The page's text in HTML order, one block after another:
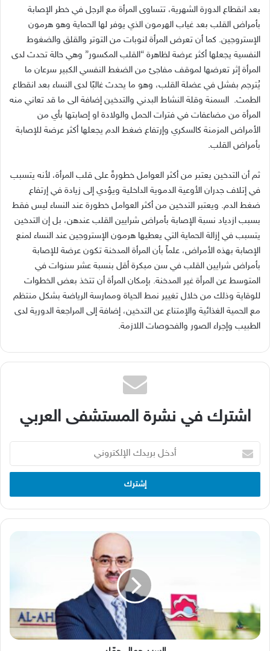
بعد انقطاع الدورة الشهرية، تتساوى المرأة مع الرجل في خطر الإصابة
بأمراض القلب بعد غياب الهرمون الذي يوفر لها الحماية وهو هرمون
الإستروجين. كما أن تعرض المرأة لنوبات من التوتر والقلق والضغوط
النفسية يجعلها أكثر عرضة لظاهرة “القلب المكسور” وهي حالة تحدث لدى
المرأة إثر تعرضها لموقف مفاجئ من الضغط النفسي الكبير سرعان ما
يُترجم بفشل في عضلة القلب، وهو ما يحدث غالبًا لدى النساء بعد انقطاع
الطمث. السمنة وقلة النشاط البدني والتدخين إضافة الى ما قد تعاني منه
المرأة من مضاعفات في فترات الحمل والولادة او إصابتها بأي من
الأمراض المزمنة كالسكري وإرتفاع ضغط الدم يجعلها أكثر عرضة للإصابة
بأمراض القلب.
ثم أن التدخين يعتبر من أكثر العوامل خطورةً على قلب المرأة، لأنه يتسبب
في إتلاف جدران الأوعية الدموية الداخلية ويؤدي إلى زيادة في إرتفاع
ضغط الدم. ويعتبر التدخين من أكثر العوامل خطورة عند النساء ليس فقط
بسبب ازدياد نسبة الإصابة بأمراض شرايين القلب عندهن، بل إن التدخين
يتسبب في إزالة الحماية التي يعطيها هرمون الإستروجين عند النساء لمنع
الإصابة بهذه الأمراض، علماً بأن المرأة المدخنة تكون عرضة للإصابة
بأمراض شرايين القلب في سن مبكرة أقل بنسبة عشر سنوات في
المتوسط عن المرأة غير المدخنة. بإمكان المرأة أن تتخذ بعض الخطوات
للوقاية وذلك من خلال تغيير نمط الحياة وممارسة الرياضة بشكل منتظم
مع الحمية الغذائية والإمتناع عن التدخين، إضافة إلى المراجعة الدورية لدى
الطبيب وإجراء الصور والفحوصات اللازمة.
اشترك في نشرة المستشفى العربي
بريدك
الإلكتروني